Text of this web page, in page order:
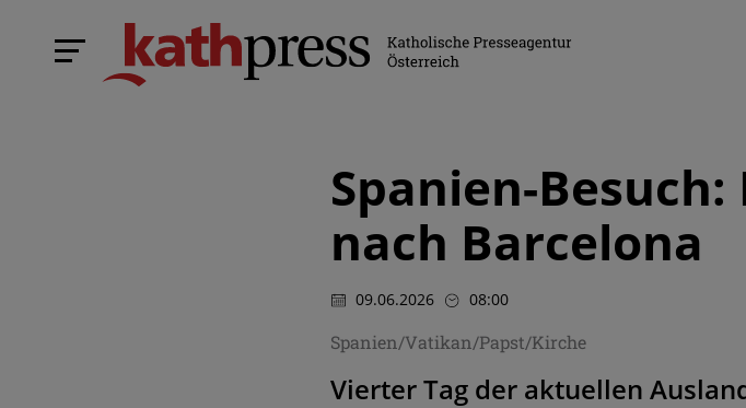
Spanien-
nach Barcelona
09.06.2026 08:00
Spanien/Vatikan/Papst/Kirche
Vierter Tag der aktuellen